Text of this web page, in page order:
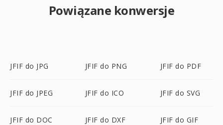
Powiązane konwersje
JFIF do JPG JFIF do PNG JFIF do PDF
JFIF do JPEG JFIF do ICO JFIF do SVG
JFIF do DOC JFIF do DXF JFIF do GIF